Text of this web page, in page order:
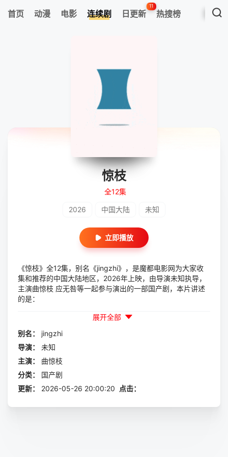
首页 动漫 电影 连续剧 日更新
11
热搜榜
惊枝
全12集
2026 中国大陆 未知
立即播放
《惊枝》全12集，别名《jingzhi》，是魔都电影网为大家收
集和推荐的中国大陆地区，2026年上映，由导演未知执导，
主演曲惊枝 应无咎等一起参与演出的一部国产剧，本片讲述
的是：
展开全部
别名：
jingzhi
导演：
未知
主演：
曲惊枝
分类：
国产剧
更新：
2026-05-26 20:00:20 点击：